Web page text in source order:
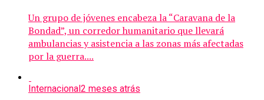
Un grupo de jóvenes encabeza la “Caravana de la
Bondad”, un corredor humanitario que llevará
ambulancias y asistencia a las zonas más afectadas
por la guerra....
Internacional2 meses atrás